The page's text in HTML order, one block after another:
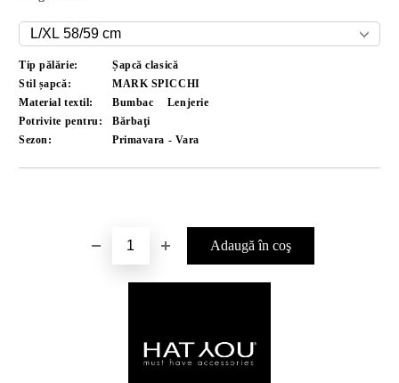
Tip pălărie:
Șapcă clasică
Stil șapcă:
MARK SPICCHI
Material textil:
Bumbac
Lenjerie
Potrivite pentru:
Bărbaţi
Sezon:
Primavara - Vara